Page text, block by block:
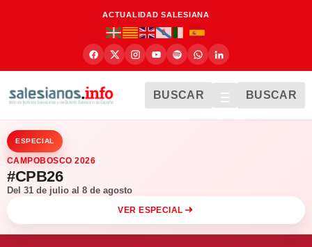
ACTUALIDAD SALESIANA
BUSCAR BUSCAR
ESPECIAL
CAMPOBOSCO 2026
#CPB26
Del 31 de julio al 8 de agosto
VER ESPECIAL